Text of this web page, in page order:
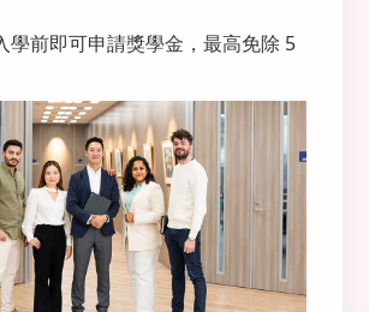
學前即可申請獎學金，最高免除 5